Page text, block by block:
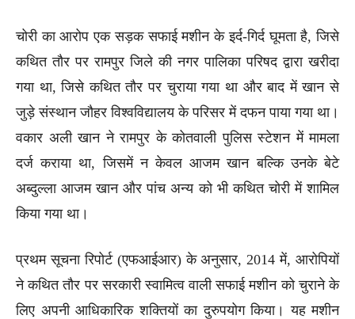
चोरी का आरोप एक सड़क सफाई मशीन के इर्द-गिर्द घूमता है, जिसे
कथित तौर पर रामपुर जिले की नगर पालिका परिषद द्वारा खरीदा
गया था, जिसे कथित तौर पर चुराया गया था और बाद में खान से
जुड़े संस्थान जौहर विश्वविद्यालय के परिसर में दफन पाया गया था।
वकार अली खान ने रामपुर के कोतवाली पुलिस स्टेशन में मामला
दर्ज कराया था, जिसमें न केवल आजम खान बल्कि उनके बेटे
अब्दुल्ला आजम खान और पांच अन्य को भी कथित चोरी में शामिल
किया गया था।
प्रथम सूचना रिपोर्ट (एफआईआर) के अनुसार, 2014 में, आरोपियों
ने कथित तौर पर सरकारी स्वामित्व वाली सफाई मशीन को चुराने के
लिए अपनी आधिकारिक शक्तियों का दुरुपयोग किया। यह मशीन